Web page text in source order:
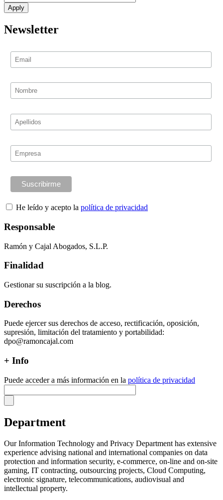
Newsletter
He leído y acepto la política de privacidad
Responsable
Ramón y Cajal Abogados, S.L.P.
Finalidad
Gestionar su suscripción a la blog.
Derechos
Puede ejercer sus derechos de acceso, rectificación, oposición,
supresión, limitación del tratamiento y portabilidad:
dpo@ramoncajal.com
+ Info
Puede acceder a más información en la política de privacidad
Department
Our Information Technology and Privacy Department has extensive
experience advising national and international companies on data
protection and information security, e-commerce, on-line and on-site
gaming, IT contracting, outsourcing projects, Cloud Computing,
electronic signature, telecommunications, audiovisual and
intellectual property.